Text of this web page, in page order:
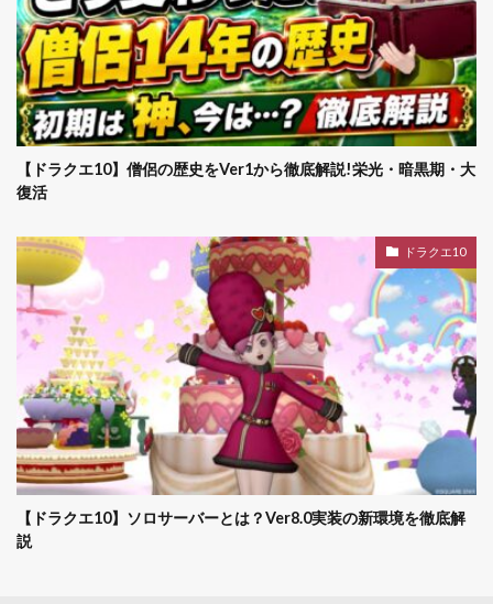
【ドラクエ10】僧侶の歴史をVer1から徹底解説!栄光・暗黒期・大
復活
ドラクエ10
【ドラクエ10】ソロサーバーとは？Ver8.0実装の新環境を徹底解
説